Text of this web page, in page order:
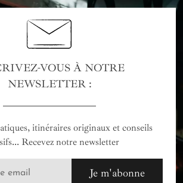
VOUS À NOTRE
NEWSLETTER :
itinéraires originaux et conseils
Recevez notre newsletter
Je m'abonne